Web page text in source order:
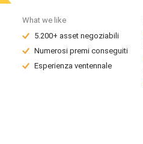
What we like
5.200+ asset negoziabili
Numerosi premi conseguiti
Esperienza ventennale